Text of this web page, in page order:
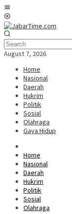
Skip
to
content
August 7, 2026
Home
Nasional
Daerah
Hukrim
Politik
Sosial
Olahraga
Gaya Hidup
Home
Nasional
Daerah
Hukrim
Politik
Sosial
Olahraga